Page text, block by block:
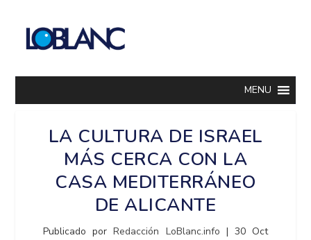
MENU
LA CULTURA DE ISRAEL
MÁS CERCA CON LA
CASA MEDITERRÁNEO
DE ALICANTE
Publicado porRedacción LoBlanc.info | 30 Oct